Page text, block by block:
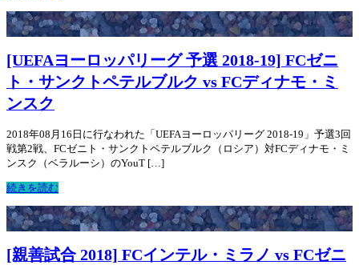
[UEFAヨーロッパリーグ 予選 2018-19] FCゼニ
ト・サンクトペテルブルク vs FCディナモ・ミ
ンスク
2018年08月16日に行なわれた「UEFAヨーロッパリーグ 2018-19」予選3回
戦第2戦、FCゼニト・サンクトペテルブルク（ロシア）対FCディナモ・ミ
ンスク（ベラルーシ）のYouT […]
続きを読む
[親善試合 2018] FCインテル・ミラノ vs FCゼニ